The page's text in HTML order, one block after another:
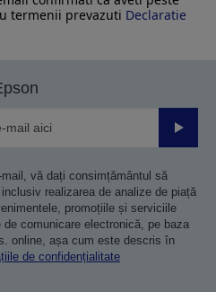
termenii prevazuti Declaratie
vă dați consimțământul să
realizarea de analize de piață
promoțiile și serviciile
comunicare electronică, pe baza
online, așa cum este descris în
de confidențialitate